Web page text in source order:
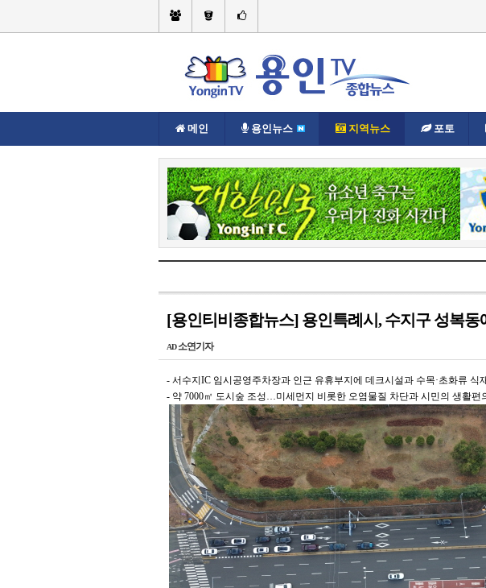
메인 용인뉴스 지역뉴스 포토
현재위치:// 지역뉴스 수지구
[용인티비종합뉴스] 용인특례시, 수지구 성복동
AD 소연기자
- 서수지IC 임시공영주차장과 인근 유휴부지에 데크시설과 수목·초화류 식
- 약 7000㎡ 도시숲 조성…미세먼지 비롯한 오염물질 차단과 시민의 생활편